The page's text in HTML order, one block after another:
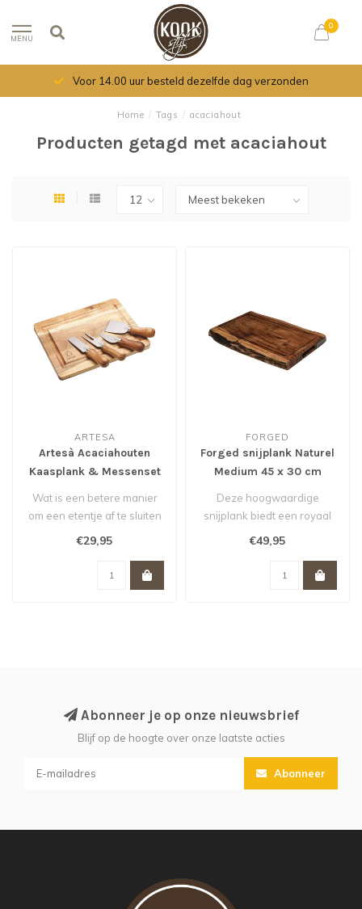
MENU
0
Voor 14.00 uur besteld dezelfde dag verzonden
Home / Tags / acaciahout
Producten getagd met acaciahout
ARTESA
Artesà Acaciahouten
Kaasplank & Messenset
Wat is een betere manier
om een etentje af te sluiten
dan met een heerlijke kaas..
€29,95
FORGED
Forged snijplank Naturel
Medium 45 x 30 cm
Acaciahout
Deze hoogwaardige
snijplank biedt een royaal
oppervlak van 45x30 cm,
€49,95
Abonneer je op onze nieuwsbrief
Blijf op de hoogte over onze laatste acties
Abonneer